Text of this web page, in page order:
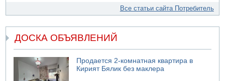
Все статьи сайта Потребитель
ДОСКА ОБЪЯВЛЕНИЙ
Продается 2-комнатная квартира в
Кирият Бялик без маклера